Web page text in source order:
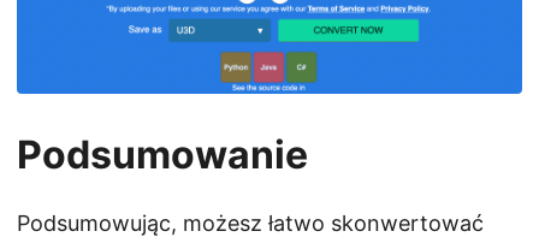
Podsumowanie
Podsumowując, możesz łatwo skonwertować